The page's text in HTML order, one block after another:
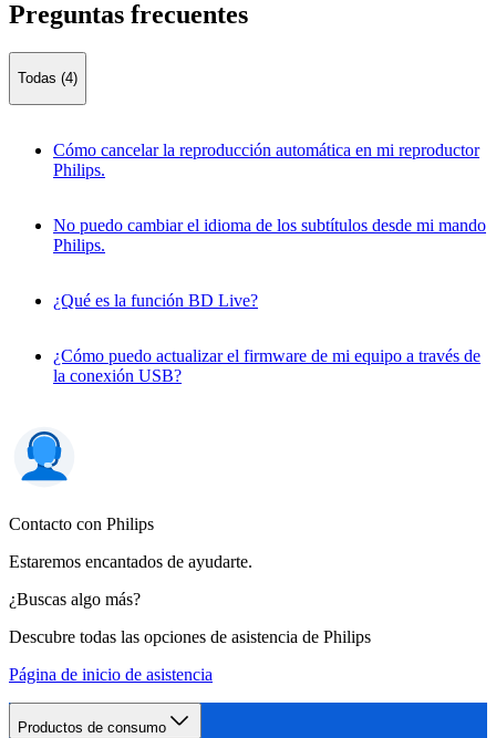
Preguntas frecuentes
Todas (4)
Cómo cancelar la reproducción automática en mi reproductor
Philips.
No puedo cambiar el idioma de los subtítulos desde mi mando
Philips.
¿Qué es la función BD Live?
¿Cómo puedo actualizar el firmware de mi equipo a través de
la conexión USB?
Contacto con Philips
Estaremos encantados de ayudarte.
¿Buscas algo más?
Descubre todas las opciones de asistencia de Philips
Página de inicio de asistencia
Productos de consumo